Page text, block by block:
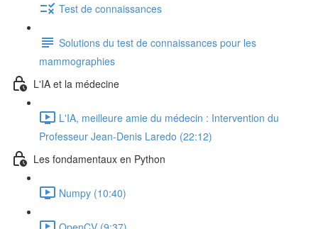
Test de connaissances
Solutions du test de connaissances pour les
mammographies
L'IA et la médecine
L'IA, meilleure amie du médecin : Intervention du
Professeur Jean-Denis Laredo (22:12)
Les fondamentaux en Python
Numpy (10:40)